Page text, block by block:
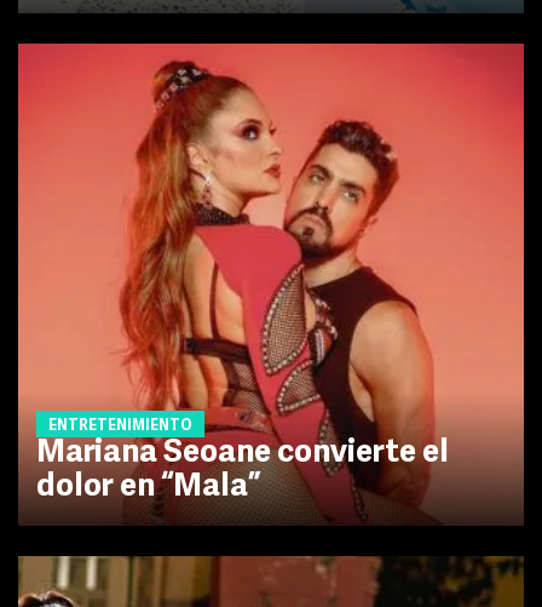
ENTRETENIMIENTO
Mariana Seoane convierte el
dolor en “Mala”